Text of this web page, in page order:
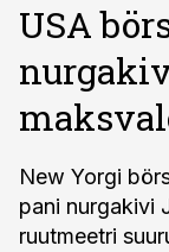
USA
New Yorgi
pani nurgakivi
ruutmeetri